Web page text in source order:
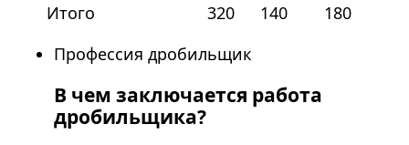
Итого
320 140
180
Профессия дробильщик
В чем заключается работа
дробильщика?